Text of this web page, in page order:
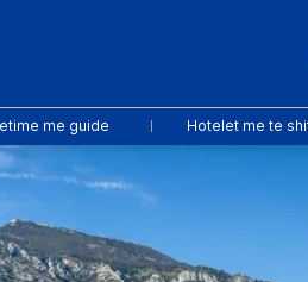
me guide Hotelet me te